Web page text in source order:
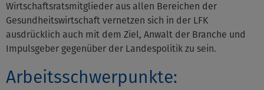
Wirtschaftsratsmitglieder aus allen Bereichen der
Gesundheitswirtschaft vernetzen sich in der LFK
ausdrücklich auch mit dem Ziel, Anwalt der Branche und
Impulsgeber gegenüber der Landespolitik zu sein.
Arbeitsschwerpunkte: